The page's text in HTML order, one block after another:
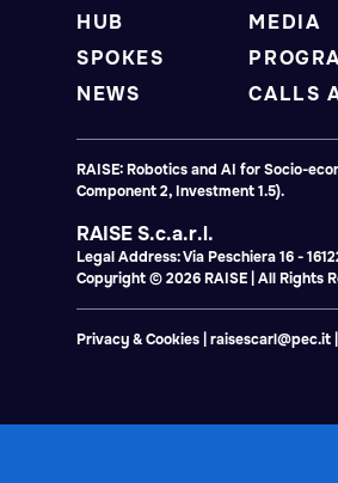
HUB
SPOKES
NEWS
MEDIA
CALLS
RAISE: Robotics and AI for Socio-
Component 2, Investment 1.5).
RAISE S.c.a.r.l.
Legal Address: Via Peschiera 16 -
Copyright © 2026 RAISE | All Rights
Privacy & Cookies raisescarl@pec.it